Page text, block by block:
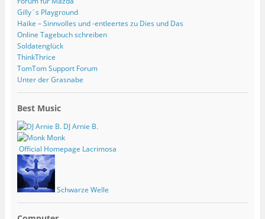
Gilly´s Playground
Haike – Sinnvolles und -entleertes zu Dies und Das
Online Tagebuch schreiben
Soldatenglück
ThinkThrice
TomTom Support Forum
Unter der Grasnabe
Best Music
DJ Arnie B.
Monk
Official Homepage Lacrimosa
Schwarze Welle